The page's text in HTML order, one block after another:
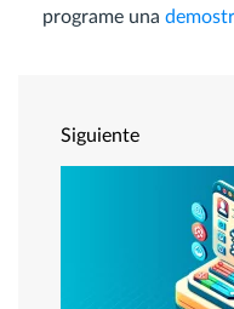
programe una
Siguiente